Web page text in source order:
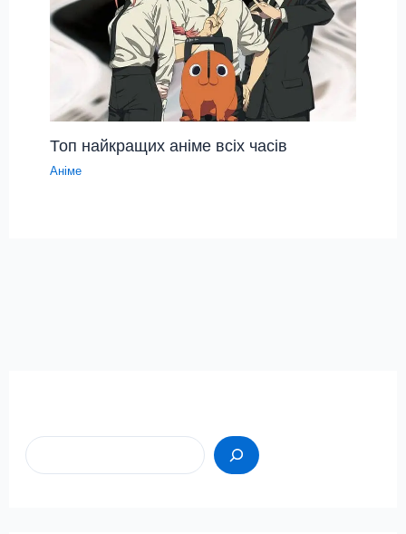
Топ найкращих аніме всіх часів
Аніме